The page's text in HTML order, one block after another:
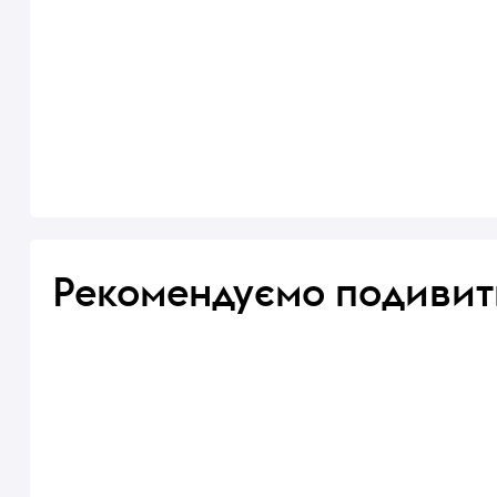
Рекомендуємо